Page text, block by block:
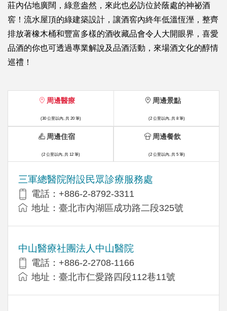
莊內佔地廣闊，綠意盎然，來此也必訪位於蔭處的神祕酒
窖！流水屋頂的綠建築設計，讓酒窖內終年低溫恆溼，整齊
排放著橡木桶和豐富多樣的酒收藏品會令人大開眼界，喜愛
品酒的你也可透過專業解說及品酒活動，來場酒文化的醇情
巡禮！
周邊醫療
(30 公里以內, 共 20 筆)
三軍總醫院附設民眾診療服務處
電話：+886-2-8792-3311
地址：臺北市內湖區成功路二段325號
中山醫療社團法人中山醫院
電話：+886-2-2708-1166
地址：臺北市仁愛路四段112巷11號
周邊景點
(2 公里以內, 共 8 筆)
周邊住宿
(2 公里以內, 共 12 筆)
周邊餐飲
(2 公里以內, 共 5 筆)